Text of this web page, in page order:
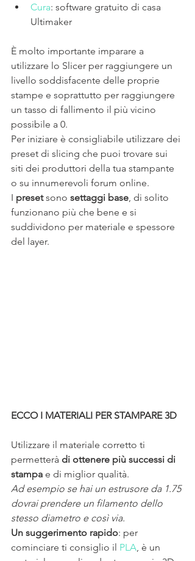
Cura: software gratuito di casa
Ultimaker
È molto importante imparare a
utilizzare lo Slicer per raggiungere un
livello soddisfacente delle proprie
stampe e soprattutto per raggiungere
un tasso di fallimento il più vicino
possibile a 0.
Per iniziare è consigliabile utilizzare dei
preset di slicing che puoi trovare sui
siti dei produttori della tua stampante
o su innumerevoli forum online.
I preset sono settaggi base, di solito
funzionano più che bene e si
suddividono per materiale e spessore
del layer.
ECCO I MATERIALI PER STAMPARE 3D
Utilizzare il materiale corretto ti
permetterà di ottenere più successi di
stampa e di miglior qualità.
Ad esempio se hai un estrusore da 1.75
dovrai prendere un filamento dello
stesso diametro e così via.
Un suggerimento rapido: per
cominciare ti consiglio il PLA, è un